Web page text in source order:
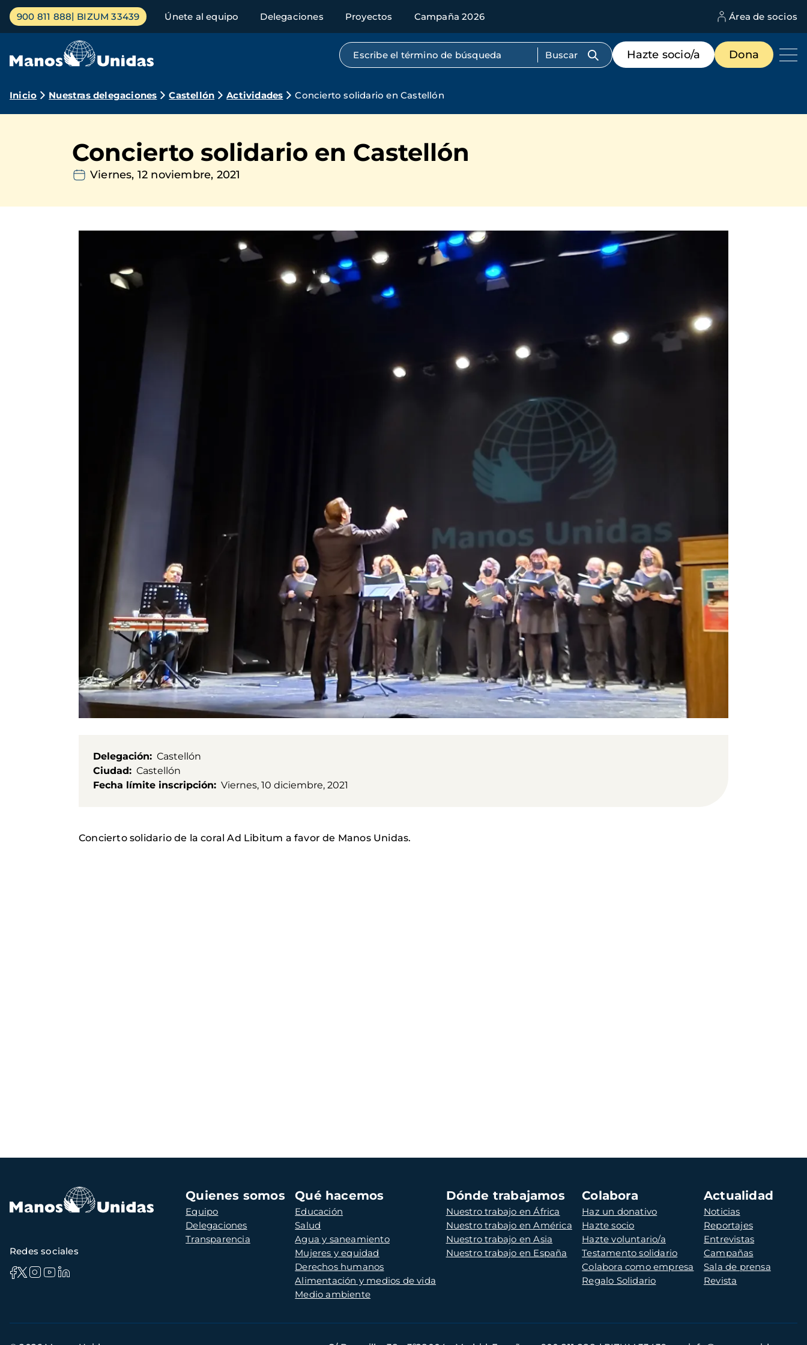
Pasar
contenido
Menú
principal
900 811 888 BIZUM 33439 Únete al equipo Delegaciones Proyectos Campaña 2026 Área de socios
Búsqueda por texto completo
Menú
de
destacados
Hazte socio/a Dona
Ruta
navegación
Inicio Nuestras delegaciones Castellón Actividades Concierto solidario en Castellón
Concierto solidario en Castellón
Viernes, 12 noviembre, 2021
Delegación
Castellón
Ciudad
Castellón
Fecha límite inscripción
Viernes, 10 diciembre, 2021
Concierto solidario de la coral Ad Libitum a favor de Manos Unidas.
Navegación
principal
Quienes somos
Equipo
Delegaciones
Transparencia
Qué hacemos
Educación
Salud
Agua y saneamiento
Mujeres y equidad
Derechos humanos
Alimentación y medios de vida
Medio ambiente
Dónde trabajamos
Nuestro trabajo en África
Nuestro trabajo en América
Nuestro trabajo en Asia
Nuestro trabajo en España
Colabora
Haz un donativo
Hazte socio
Hazte voluntario/a
Testamento solidario
Colabora como empresa
Regalo Solidario
Actualidad
Noticias
Reportajes
Entrevistas
Campañas
Sala de prensa
Revista
Redes sociales